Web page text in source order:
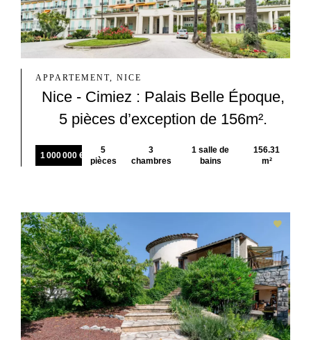
APPARTEMENT, NICE
Nice - Cimiez : Palais Belle Époque,
5 pièces d’exception de 156m².
1 000 000 €
5
pièces
3
chambres
1 salle de
bains
156.31
m²